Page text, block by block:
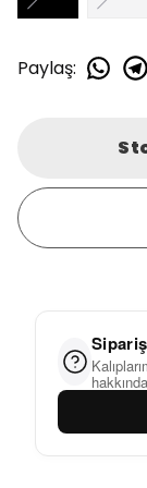
Paylaş: